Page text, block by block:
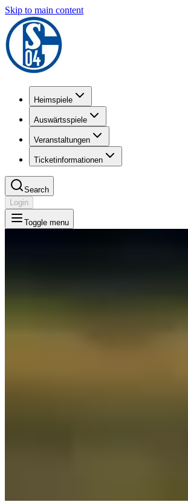
Skip to main content
Heimspiele
Auswärtsspiele
Veranstaltungen
Ticketinformationen
Search
Login
Toggle menu